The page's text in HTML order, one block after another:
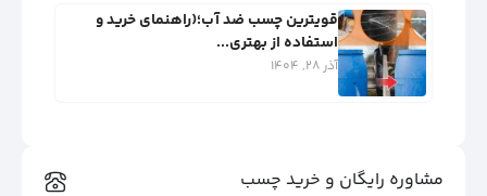
قویترین چسب ضد آب؛(راهنمای خرید و
استفاده از بهتری...
آذر 28, 1404
مشاوره رایگان و خرید چسب